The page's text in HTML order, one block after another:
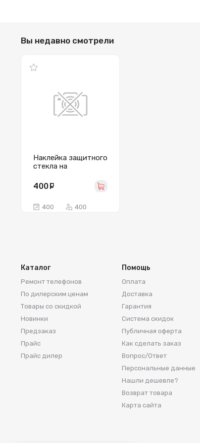
Вы недавно смотрели
Наклейка защитного
стекла на
400
400 400
Каталог
Ремонт телефонов
По дилерским ценам
Товары со скидкой
Новинки
Предзаказ
Прайс
Прайс дилер
Помощь
Оплата
Доставка
Гарантия
Система скидок
Публичная оферта
Как сделать заказ
Вопрос/Ответ
Персональные данные
Нашли дешевле?
Возврат товара
Карта сайта